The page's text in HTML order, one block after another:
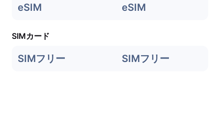
eSIM
eSIM
SIMカード
SIMフリー SIMフリー